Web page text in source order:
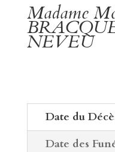
Madame
NEVEU
Date du
Date des